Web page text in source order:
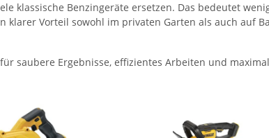
klassische Benzingeräte ersetzen. Das bedeutet
klarer Vorteil sowohl im privaten Garten als auch auf
saubere Ergebnisse, effizientes Arbeiten und